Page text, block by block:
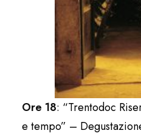
Ore 18: “Trentodoc
e tempo” –